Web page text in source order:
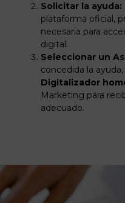
Solicitar la ayuda:
plataforma oficial,
necesaria para
digital.
Seleccionar un
concedida la
Digitalizador
Marketing para
adecuado.